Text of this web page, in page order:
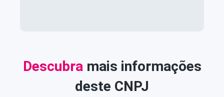
Descubra mais informações
deste CNPJ